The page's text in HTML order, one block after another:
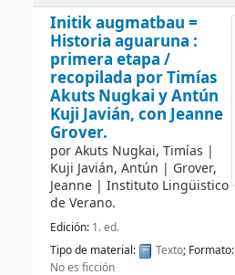
Initik augmatbau =
Historia aguaruna :
primera etapa /
recopilada por Timías
Akuts Nugkai y Antún
Kuji Javián, con Jeanne
Grover.
porAkuts Nugkai, Timías |
Kuji Javián, Antún | Grover,
Jeanne| Instituto Lingüistico
de Verano.
Edición: 1. ed.
Tipo de material:
Texto; Formato:
No es ficción